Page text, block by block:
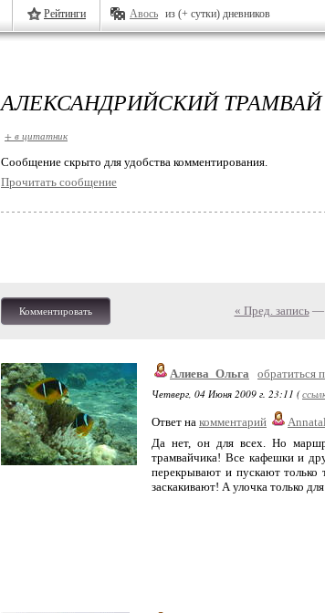
Рейтинги Авось из (+ сутки) дневников
АЛЕКСАНДРИЙСКИЙ ТРАМВАЙ
+ в цитатник
Cообщение скрыто для удобства комментирования.
Прочитать сообщение
Комментировать « Пред. запись—
Алиева_Ольга
обратиться
Четверг, 04 Июня 2009 г. 23:11 (
Ответ на комментарий
Да нет, он для всех. Но
трамвайчика! Все кафешки и
перекрывают и пускают только
заскакивают! А улочка только